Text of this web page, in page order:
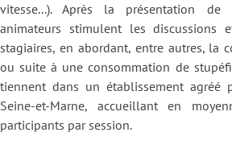
vitesse...). Après la présentation de
animateurs stimulent les discussions
stagiaires, en abordant, entre autres, la
ou suite à une consommation de
tiennent dans un établissement agréé
Seine-et-Marne, accueillant en
participants par session.